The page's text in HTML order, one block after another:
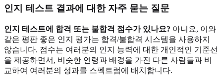
인지 테스트 결과에 대한 자주 묻는 질문
인지 테스트에 합격 또는 불합격 점수가 있나요? 아니요, 이와
같은 평판 좋은 인지 평가는 합격/불합격 시스템을 사용하지
않습니다. 점수는 여러분의 인지 능력에 대한 개인적인 기준선
을 제공하면서, 비슷한 연령과 배경을 가진 다른 사람들과 비
교하여 여러분의 성과를 스펙트럼에 배치합니다.